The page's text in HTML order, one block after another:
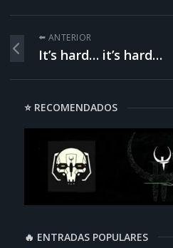
⬅️ ANTERIOR
It’s hard… it’s hard…
⭐ RECOMENDADOS
🔥 ENTRADAS POPULARES